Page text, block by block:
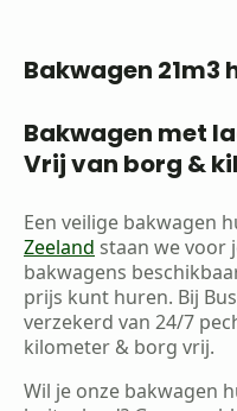
Bakwagen 21m3
Bakwagen met
Vrij van borg &
Een veilige bakwagen
Zeeland staan we voor
bakwagens
prijs kunt huren. Bij
verzekerd van 24/7
kilometer & borg vrij.
Wil je onze bakwagen